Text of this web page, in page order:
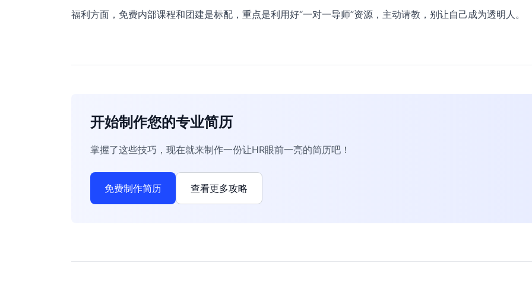
福利方面，免费内部课程和团建是标配，重点是利用好“一对一导师”资源，主动请教，别让自己成为透明人。
开始制作您的专业简历
掌握了这些技巧，现在就来制作一份让HR眼前一亮的简历吧！
免费制作简历 查看更多攻略